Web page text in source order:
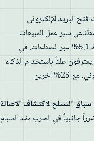
البريد الإلكتروني
سير عمل المبيعات
السائد. معدلات الرد انهارت إلى متوسط 5.1% عبر الصناعات. في
يعترفون علناً باستخدام الذكاء
الاصطناعي في حملات بريدهم الإلكتروني، مع 25% آخرين
التسلح لاكتشاف الأصالة
جانبياً في الحرب ضد السبام